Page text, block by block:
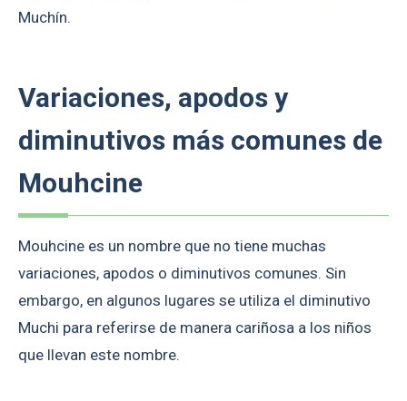
Muchín.
Variaciones, apodos y
diminutivos más comunes de
Mouhcine
Mouhcine es un nombre que no tiene muchas
variaciones, apodos o diminutivos comunes. Sin
embargo, en algunos lugares se utiliza el diminutivo
Muchi para referirse de manera cariñosa a los niños
que llevan este nombre.